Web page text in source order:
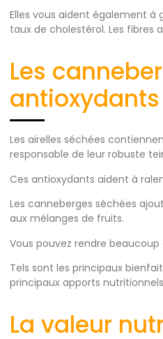
Elles vous aident également à
taux de cholestérol. Les fibres
Les
antioxydants
Les airelles séchées
responsable de leur robuste
Ces antioxydants aident à
Les canneberges séchées
aux mélanges de fruits.
Vous pouvez rendre
Tels sont les principaux
principaux apports
La valeur